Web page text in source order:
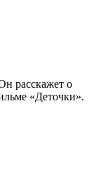
расскажет о
«Деточки».